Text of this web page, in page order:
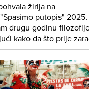
žirija na
putopis"
drugu godinu
kako da što prije